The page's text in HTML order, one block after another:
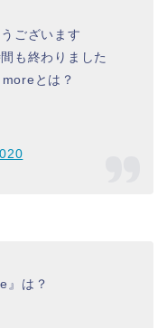
ございます
も終わりました
とは？
』は？